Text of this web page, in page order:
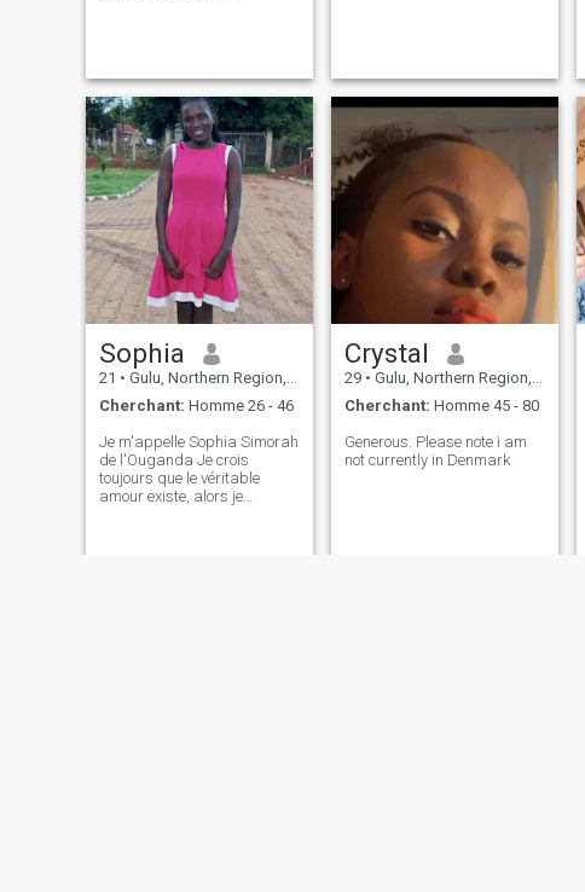
marriage.
Sophia
21 • Gulu, Northern Region, Ouganda
Cherchant: Homme 26 - 46
Je m'appelle Sophia Simorah
de l'Ouganda Je crois
toujours que le véritable
amour existe, alors je
Crystal
29 • Gulu, Northern Region, Ouganda
Cherchant: Homme 45 - 80
Generous. Please note i am
not currently in Denmark